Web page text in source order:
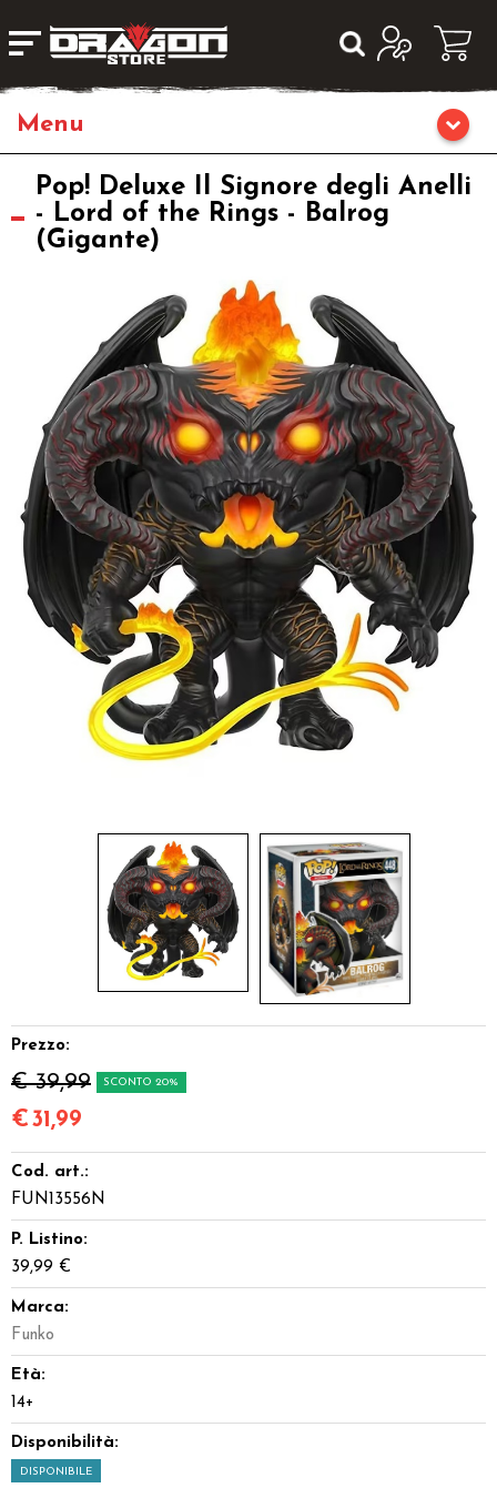
Giochi da Tavolo
Giochi di Ruolo
Fumetti & Romanzi
Giochi di Carte Collezionabili
Miniature
Dadi
Accessori
Giocattoli e Gadget
Offerte del Dragone
Pop! Deluxe Il Signore degli Anelli
- Lord of the Rings - Balrog
(Gigante)
Prezzo:
€ 39,99 SCONTO 20%
€31,99
Cod. art.:
FUN13556N
P. Listino:
39,99 €
Marca:
Funko
Età:
14+
Disponibilità:
DISPONIBILE